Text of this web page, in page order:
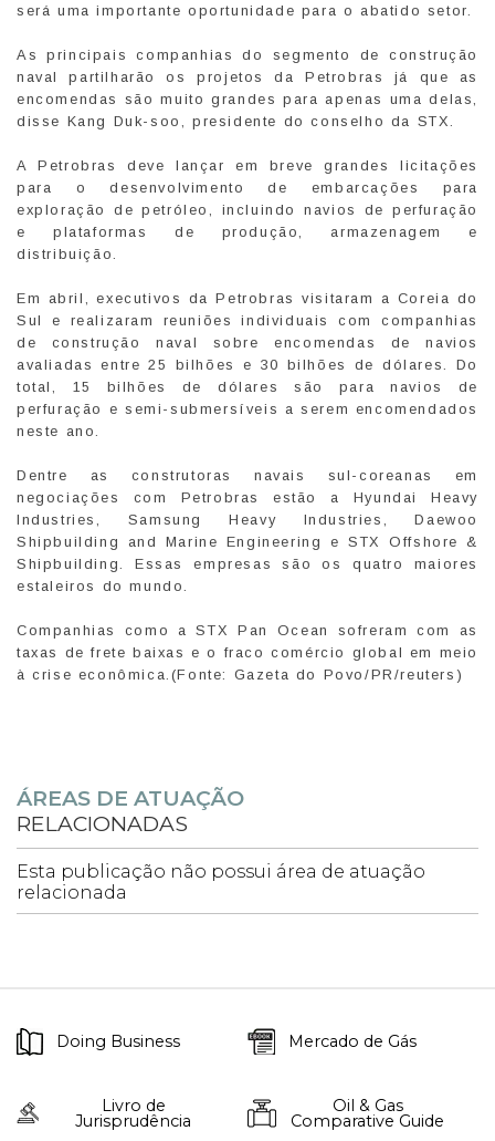
será uma importante oportunidade para o abatido setor.
As principais companhias do segmento de construção
naval partilharão os projetos da Petrobras já que as
encomendas são muito grandes para apenas uma delas,
disse Kang Duk-soo, presidente do conselho da STX.
A Petrobras deve lançar em breve grandes licitações
para o desenvolvimento de embarcações para
exploração de petróleo, incluindo navios de perfuração
e plataformas de produção, armazenagem e
distribuição.
Em abril, executivos da Petrobras visitaram a Coreia do
Sul e realizaram reuniões individuais com companhias
de construção naval sobre encomendas de navios
avaliadas entre 25 bilhões e 30 bilhões de dólares. Do
total, 15 bilhões de dólares são para navios de
perfuração e semi-submersíveis a serem encomendados
neste ano.
Dentre as construtoras navais sul-coreanas em
negociações com Petrobras estão a Hyundai Heavy
Industries, Samsung Heavy Industries, Daewoo
Shipbuilding and Marine Engineering e STX Offshore &
Shipbuilding. Essas empresas são os quatro maiores
estaleiros do mundo.
Companhias como a STX Pan Ocean sofreram com as
taxas de frete baixas e o fraco comércio global em meio
à crise econômica.(Fonte: Gazeta do Povo/PR/reuters)
ÁREAS DE ATUAÇÃO
RELACIONADAS
Esta publicação não possui área de atuação
relacionada
Doing Business Mercado de Gás
Livro de
Jurisprudência
Oil & Gas
Comparative Guide